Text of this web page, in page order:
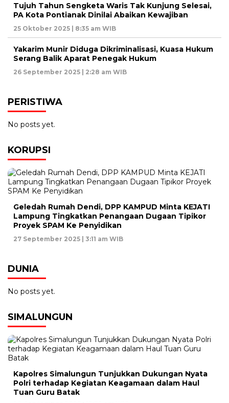
Tujuh Tahun Sengketa Waris Tak Kunjung Selesai,
PA Kota Pontianak Dinilai Abaikan Kewajiban
25 Oktober 2025 | 8:35 am WIB
Yakarim Munir Diduga Dikriminalisasi, Kuasa Hukum
Serang Balik Aparat Penegak Hukum
26 September 2025 | 2:28 am WIB
PERISTIWA
No posts yet.
KORUPSI
Geledah Rumah Dendi, DPP KAMPUD Minta KEJATI
Lampung Tingkatkan Penangaan Dugaan Tipikor
Proyek SPAM Ke Penyidikan
27 September 2025 | 3:11 am WIB
DUNIA
No posts yet.
SIMALUNGUN
Kapolres Simalungun Tunjukkan Dukungan Nyata
Polri terhadap Kegiatan Keagamaan dalam Haul
Tuan Guru Batak